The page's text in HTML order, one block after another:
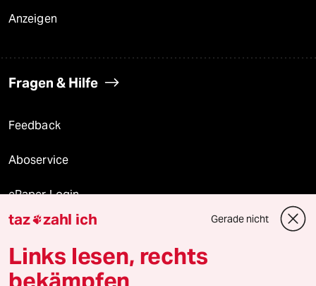
Anzeigen
Fragen & Hilfe
Feedback
Aboservice
ePaper Login
Downloads für Abonnierende
taz zahl ich Gerade nicht
Links lesen, rechts